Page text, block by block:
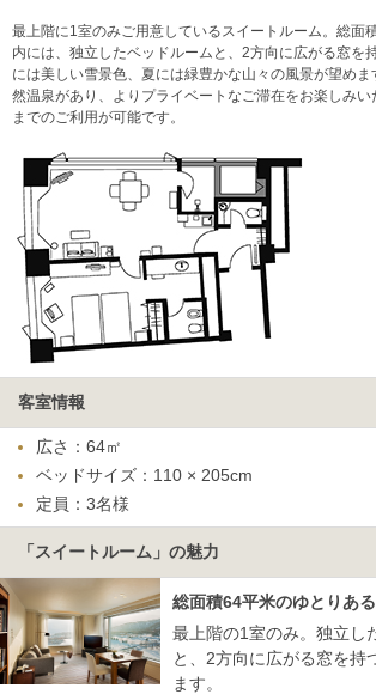
最上階に1室のみご用意しているスイートルーム。総面
内には、独立したベッドルームと、2方向に広がる窓を
には美しい雪景色、夏には緑豊かな山々の風景が望め
然温泉があり、よりプライベートなご滞在をお楽しみ
までのご利用が可能です。
客室情報
広さ：64㎡
ベッドサイズ：110 × 205cm
定員：3名様
「スイートルーム」の魅力
総面積64平米のゆとりあ
最上階の1室のみ。独立し
と、2方向に広がる窓を持
ます。